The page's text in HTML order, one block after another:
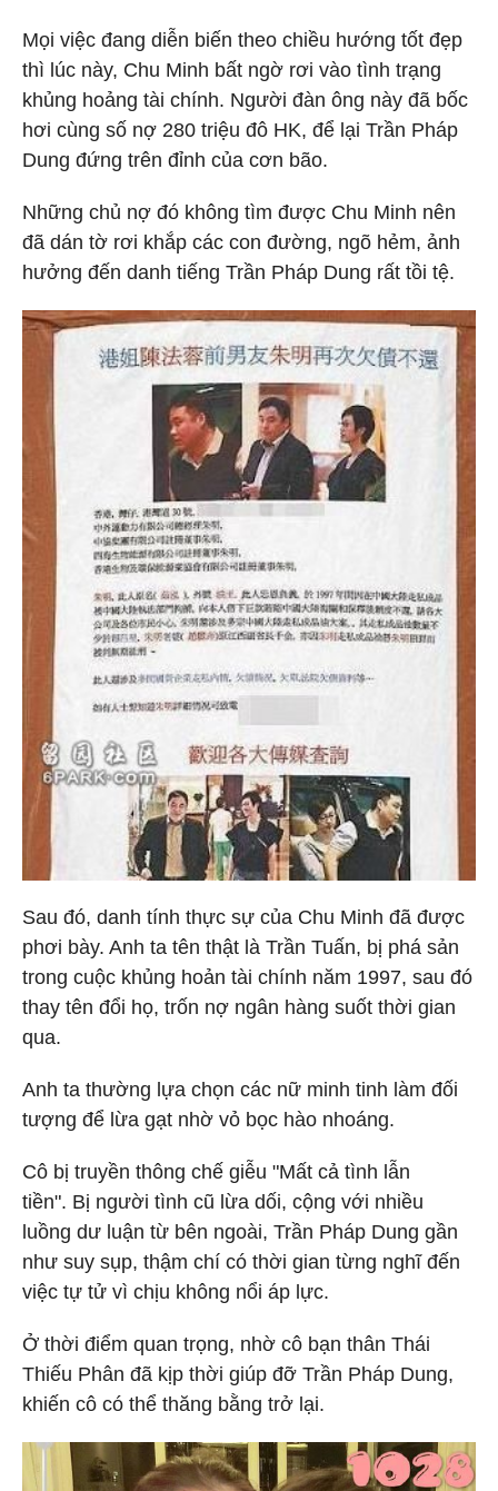
Mọi việc đang diễn biến theo chiều hướng tốt đẹp
thì lúc này, Chu Minh bất ngờ rơi vào tình trạng
khủng hoảng tài chính. Người đàn ông này đã bốc
hơi cùng số nợ 280 triệu đô HK, để lại Trần Pháp
Dung đứng trên đỉnh của cơn bão.
Những chủ nợ đó không tìm được Chu Minh nên
đã dán tờ rơi khắp các con đường, ngõ hẻm, ảnh
hưởng đến danh tiếng Trần Pháp Dung rất tồi tệ.
Sau đó, danh tính thực sự của Chu Minh đã được
phơi bày. Anh ta tên thật là Trần Tuấn, bị phá sản
trong cuộc khủng hoản tài chính năm 1997, sau đó
thay tên đổi họ, trốn nợ ngân hàng suốt thời gian
qua.
Anh ta thường lựa chọn các nữ minh tinh làm đối
tượng để lừa gạt nhờ vỏ bọc hào nhoáng.
Cô bị truyền thông chế giễu "Mất cả tình lẫn
tiền". Bị người tình cũ lừa dối, cộng với nhiều
luồng dư luận từ bên ngoài, Trần Pháp Dung gần
như suy sụp, thậm chí có thời gian từng nghĩ đến
việc tự tử vì chịu không nổi áp lực.
Ở thời điểm quan trọng, nhờ cô bạn thân Thái
Thiếu Phân đã kịp thời giúp đỡ Trần Pháp Dung,
khiến cô có thể thăng bằng trở lại.